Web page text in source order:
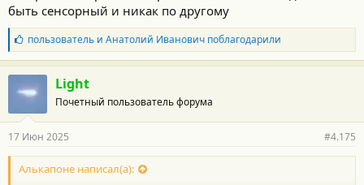
быть сенсорный и никак по другому
Б
л
а
г
о
д
а
н
о
с
пользовательи Анатолий Ивановичпоблагодарили
Light
Почетный пользователь форума
17 Июн 2025 #4.175
Алькапоне написал(а):